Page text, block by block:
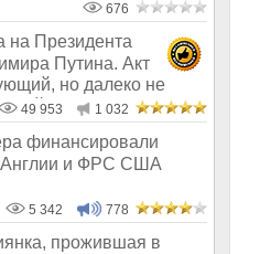
676
на Президента
Путина. Акт
но далеко не
49 953 1 032
финансировали
Англии и ФРС США
5 342 778
прожившая в